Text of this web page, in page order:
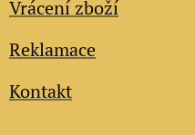
Vrácení zboží
Reklamace
Kontakt